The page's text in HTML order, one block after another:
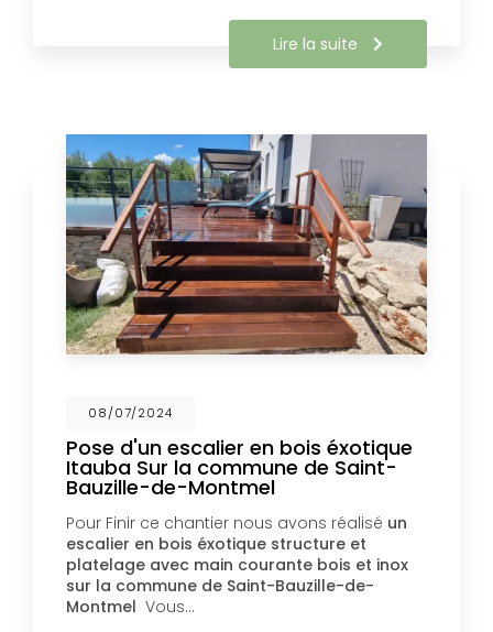
Lire la suite
08/07/2024
Pose d'un escalier en bois éxotique
Itauba Sur la commune de Saint-
Bauzille-de-Montmel
Pour Finir ce chantier nous avons réalisé un
escalier en bois éxotique structure et
platelage avec main courante bois et inox
sur la commune de Saint-Bauzille-de-
Montmel Vous…